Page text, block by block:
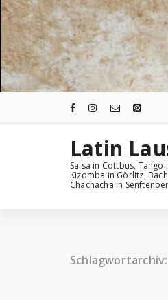
Zum
Inhalt
springen
Latin
Salsa in Cottbus, Tango
Kizomba in Görlitz,
Chachacha in